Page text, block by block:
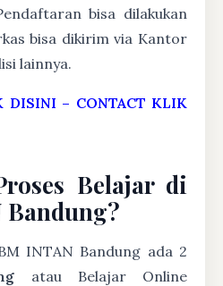
bisa dilakukan
bisa dikirim via Kantor
lainnya.
DISINI – CONTACT KLIK
Belajar di
Bandung?
INTAN Bandung ada 2
atau Belajar Online